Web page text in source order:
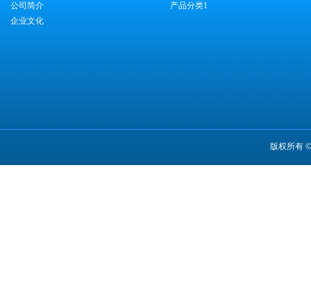
公司简介
企业文化
产品分类1
版权所有